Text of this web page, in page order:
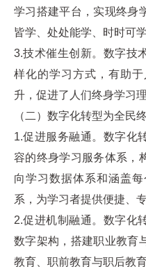
学习搭建平台，实现终身
皆学、处处能学、时时可
3.技术催生创新。数字技
样化的学习方式，有助
升，促进了人们终身学习
（二）数字化转型为全民
1.促进服务融通。数字化
容的终身学习服务体系，
向学习数据体系和涵盖
系，为学习者提供便捷、
2.促进机制融通。数字化
数字架构，搭建职业教育
教育、职前教育与职后教